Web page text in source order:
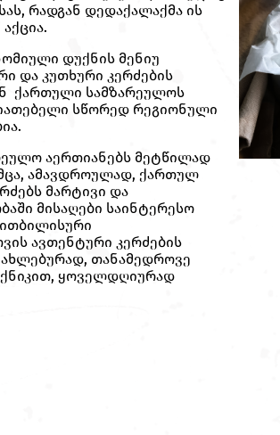
რადგან დედაქალაქმა ის
დუქნის მენიუ
და კუთხური კერძების
ქართული სამზარეულოს
სწორედ რეგიონული
აერთიანებს მეტწილად
ამავდროულად, ქართულ
მარტივი და
მისაღები საინტერესო
ავთენტური კერძების
ახლებურად, თანამედროვე
ყოველდღიურად